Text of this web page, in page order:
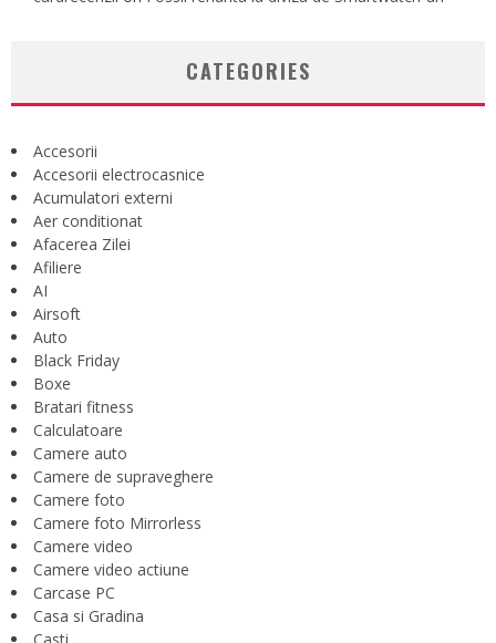
CATEGORIES
Accesorii
Accesorii electrocasnice
Acumulatori externi
Aer conditionat
Afacerea Zilei
Afiliere
AI
Airsoft
Auto
Black Friday
Boxe
Bratari fitness
Calculatoare
Camere auto
Camere de supraveghere
Camere foto
Camere foto Mirrorless
Camere video
Camere video actiune
Carcase PC
Casa si Gradina